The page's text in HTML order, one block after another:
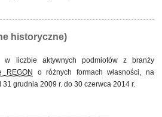
historyczne)
w liczbie aktywnych podmiotów z branży
REGON
o różnych formach własności, na
31 grudnia 2009 r. do 30 czerwca 2014 r.